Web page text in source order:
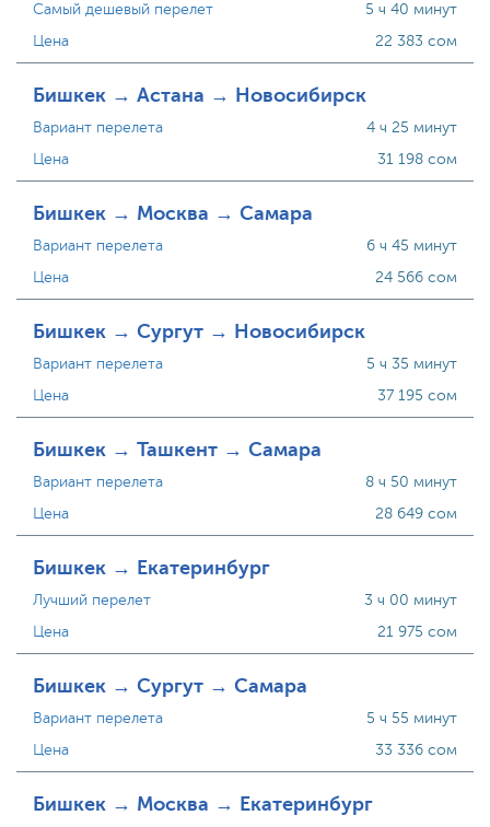
Самый дешевый перелет
Цена
5 ч 40 минут
22 383 сом
Бишкек → Астана → Новосибирск
Вариант перелета
Цена
4 ч 25 минут
31 198 сом
Бишкек → Москва → Самара
Вариант перелета
Цена
6 ч 45 минут
24 566 сом
Бишкек → Сургут → Новосибирск
Вариант перелета
Цена
5 ч 35 минут
37 195 сом
Бишкек → Ташкент → Самара
Вариант перелета
Цена
8 ч 50 минут
28 649 сом
Бишкек → Екатеринбург
Лучший перелет
Цена
3 ч 00 минут
21 975 сом
Бишкек → Сургут → Самара
Вариант перелета
Цена
5 ч 55 минут
33 336 сом
Бишкек → Москва → Екатеринбург